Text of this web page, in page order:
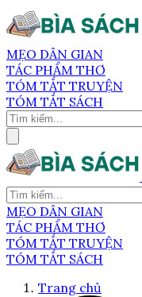
MẸO DÂN GIAN
TÁC PHẨM THƠ
TÓM TẮT TRUYỆN
TÓM TẮT SÁCH
MẸO DÂN GIAN
TÁC PHẨM THƠ
TÓM TẮT TRUYỆN
TÓM TẮT SÁCH
Trang chủ